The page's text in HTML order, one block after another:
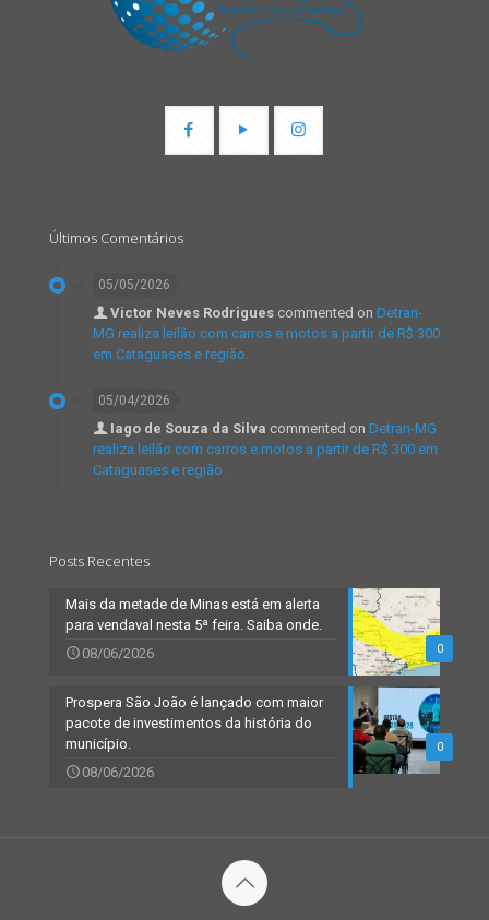
Últimos Comentários
05/05/2026
Victor Neves Rodrigues commented on Detran-
MG realiza leilão com carros e motos a partir de R$ 300
em Cataguases e região.
05/04/2026
Iago de Souza da Silva commented on Detran-MG
realiza leilão com carros e motos a partir de R$ 300 em
Cataguases e região.
Posts Recentes
0
Mais da metade de Minas está em alerta
para vendaval nesta 5ª feira. Saiba onde.
08/06/2026
0
Prospera São João é lançado com maior
pacote de investimentos da história do
município.
08/06/2026